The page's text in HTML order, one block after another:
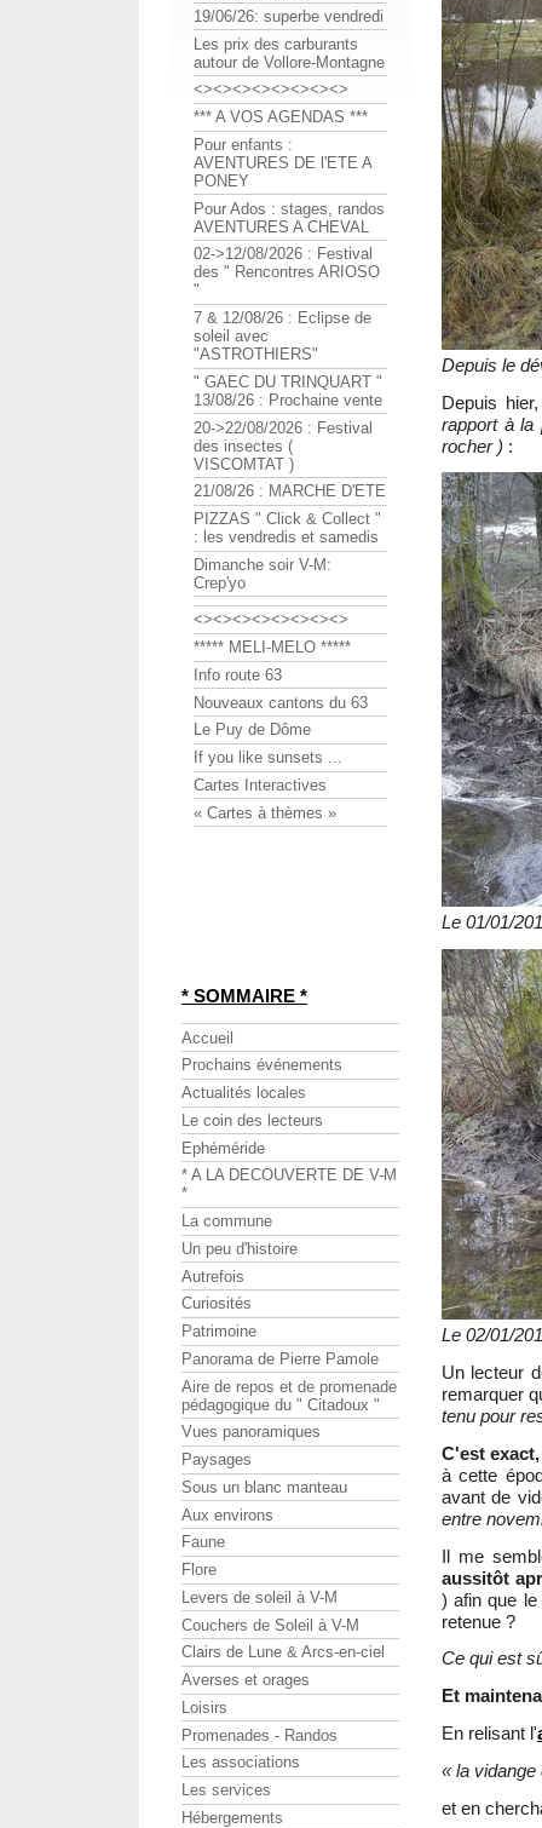
Depuis le
Depuis
rapport à la
rocher ) :
Le 01/01/
Le 02/01/
Un lecteur
remarquer
tenu pour
C'est
à cette
avant de
entre
Il me
aussitôt
) afin que
retenue ?
Ce qui est
Et
En relisant l'
« la vidange
et en
19/06/26: superbe vendredi
Les prix des carburants
autour de Vollore-Montagne
<><><><><><><><>
*** A VOS AGENDAS ***
Pour enfants :
AVENTURES DE l'ETE A
PONEY
Pour Ados : stages, randos
AVENTURES A CHEVAL
02->12/08/2026 : Festival
des " Rencontres ARIOSO
"
7 & 12/08/26 : Eclipse de
soleil avec
"ASTROTHIERS"
" GAEC DU TRINQUART "
13/08/26 : Prochaine vente
20->22/08/2026 : Festival
des insectes (
VISCOMTAT )
21/08/26 : MARCHE D'ETE
PIZZAS " Click & Collect "
: les vendredis et samedis
Dimanche soir V-M:
Crep'yo
<><><><><><><><>
***** MELI-MELO *****
Info route 63
Nouveaux cantons du 63
Le Puy de Dôme
If you like sunsets ...
Cartes Interactives
« Cartes à thèmes »
* SOMMAIRE *
Accueil
Prochains événements
Actualités locales
Le coin des lecteurs
Ephéméride
* A LA DECOUVERTE DE V-M
*
La commune
Un peu d'histoire
Autrefois
Curiosités
Patrimoine
Panorama de Pierre Pamole
Aire de repos et de promenade
pédagogique du " Citadoux "
Vues panoramiques
Paysages
Sous un blanc manteau
Aux environs
Faune
Flore
Levers de soleil à V-M
Couchers de Soleil à V-M
Clairs de Lune & Arcs-en-ciel
Averses et orages
Loisirs
Promenades - Randos
Les associations
Les services
Hébergements